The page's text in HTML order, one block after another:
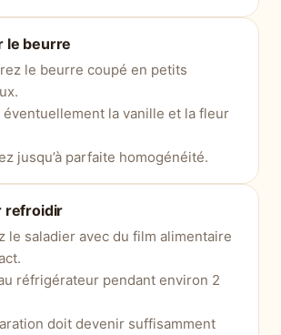
le beurre
le beurre coupé en petits
éventuellement la vanille et la fleur
jusqu’à parfaite homogénéité.
refroidir
le saladier avec du film alimentaire
réfrigérateur pendant environ 2
doit devenir suffisamment